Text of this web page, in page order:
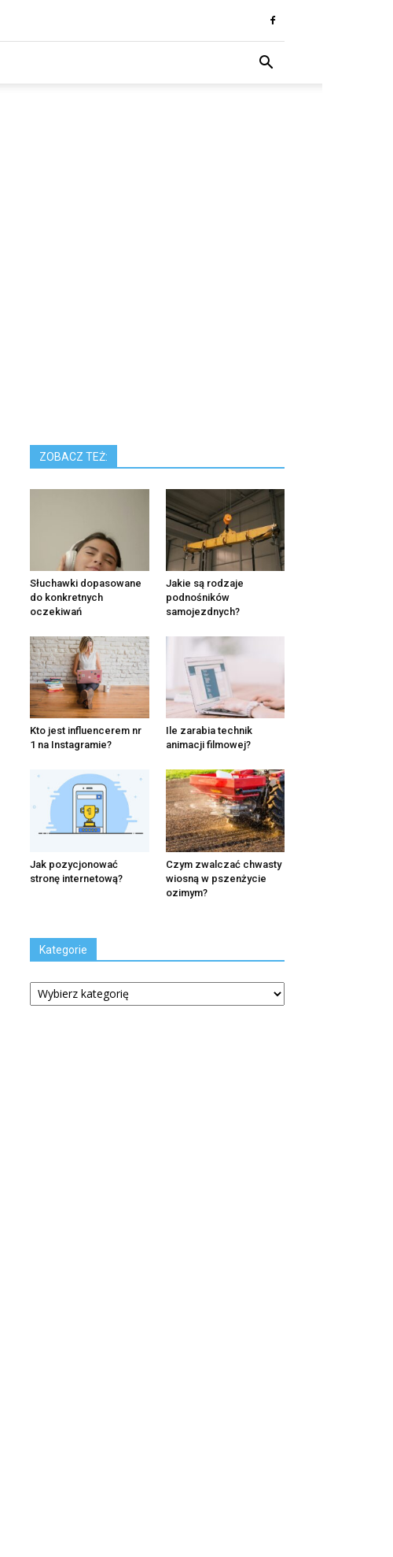
ZOBACZ TEŻ:
Słuchawki dopasowane
do konkretnych
oczekiwań
Jakie są rodzaje
podnośników
samojezdnych?
Kto jest influencerem nr
1 na Instagramie?
Ile zarabia technik
animacji filmowej?
Jak pozycjonować
stronę internetową?
Czym zwalczać chwasty
wiosną w pszenżycie
ozimym?
Kategorie
Kategorie